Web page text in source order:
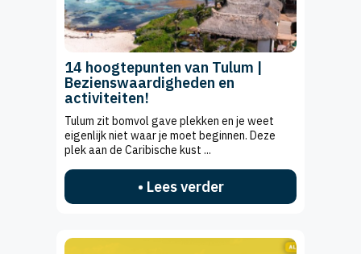
14 hoogtepunten van Tulum |
Bezienswaardigheden en
activiteiten!
Tulum zit bomvol gave plekken en je weet
eigenlijk niet waar je moet beginnen. Deze
plek aan de Caribische kust ...
• Lees verder